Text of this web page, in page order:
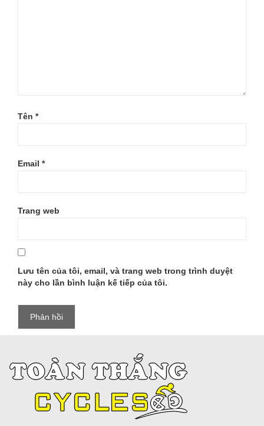
Tên *
Email *
Trang web
Lưu tên của tôi, email, và trang web trong trình duyệt
này cho lần bình luận kế tiếp của tôi.